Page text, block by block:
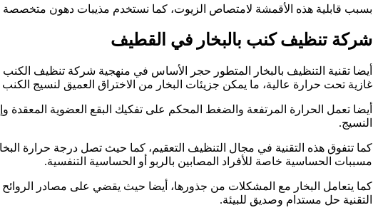
بسبب قابلية هذه الأقمشة لامتصاص الزيوت، كما نستخدم مذيبات دهون
شركة تنظيف كنب بالبخار في القطيف
أيضا تقنية التنظيف بالبخار المتطور حجر الأساس في منهجية شركة تنظيف الكنب
غازية تحت حرارة عالية، ما يمكن جزيئات البخار من الاختراق العميق لنسيج
أيضا تعمل الحرارة المرتفعة والضغط المحكم على تفكيك البقع العضوية
النسيج.
مسببات الحساسية خاصة للأفراد المصابين بالربو أو الحساسية التنفسية.
كما يتعامل البخار مع المشكلات من جذورها، أيضا حيث يقضي على مصادر الروائح
التقنية حل مستدام وصديق للبيئة.